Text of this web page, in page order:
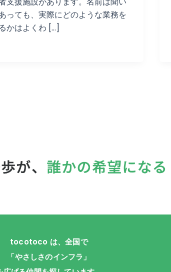
っても、実際にどのような業務を
かはよくわ […]
tocotoco は、全国で
「やさしさのインフラ」